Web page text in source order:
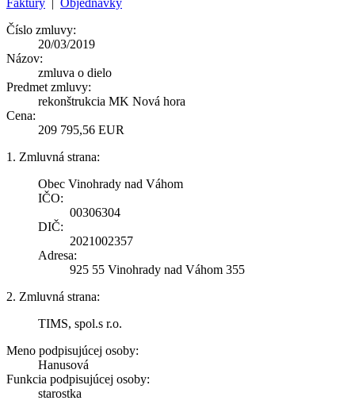
Číslo zmluvy:
20/03/2019
Názov:
zmluva o dielo
Predmet zmluvy:
rekonštrukcia MK Nová hora
Cena:
209 795,56 EUR
1. Zmluvná strana:
Obec Vinohrady nad Váhom
IČO:
00306304
DIČ:
2021002357
Adresa:
925 55 Vinohrady nad Váhom 355
2. Zmluvná strana:
TIMS, spol.s r.o.
Meno podpisujúcej osoby:
Hanusová
Funkcia podpisujúcej osoby:
starostka